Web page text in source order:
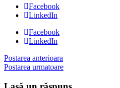
Facebook
LinkedIn
Facebook
LinkedIn
Postarea anterioara
Postarea urmatoare